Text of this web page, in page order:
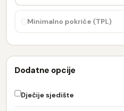
Minimalno pokriće (TPL)
Dodatne opcije
Dječije sjedište